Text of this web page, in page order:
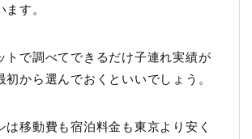
す。
トで調べてできるだけ子連れ実績が
初から選んでおくといいでしょう。
は移動費も宿泊料金も東京より安く